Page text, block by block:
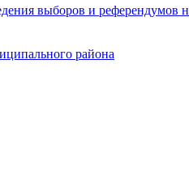
выборов и референдумов
района